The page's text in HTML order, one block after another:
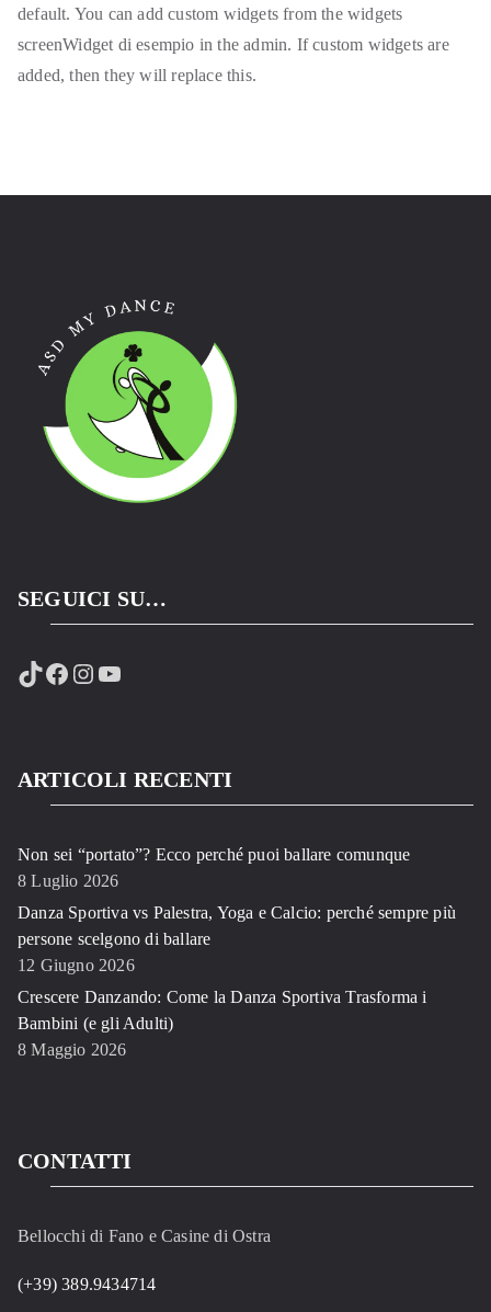
default. You can add custom widgets from the widgets
screenWidget di esempio in the admin. If custom widgets are
added, then they will replace this.
SEGUICI SU…
TikTok
Facebook
Instagram
YouTube
ARTICOLI RECENTI
Non sei “portato”? Ecco perché puoi ballare comunque
8 Luglio 2026
Danza Sportiva vs Palestra, Yoga e Calcio: perché sempre più
persone scelgono di ballare
12 Giugno 2026
Crescere Danzando: Come la Danza Sportiva Trasforma i
Bambini (e gli Adulti)
8 Maggio 2026
CONTATTI
Bellocchi di Fano e Casine di Ostra
(+39) 389.9434714